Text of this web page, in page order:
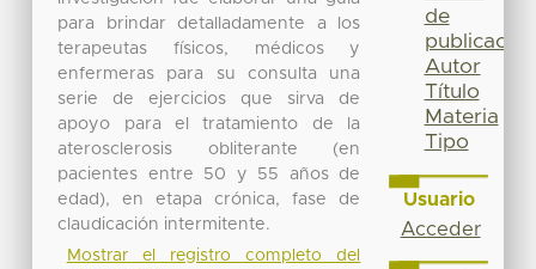
para brindar detalladamente a los
terapeutas físicos, médicos y
enfermeras para su consulta una
serie de ejercicios que sirva de
apoyo para el tratamiento de la
aterosclerosis obliterante (en
pacientes entre 50 y 55 años de
edad), en etapa crónica, fase de
claudicación intermitente.
Mostrar el registro completo del
de
publicación
Autor
Título
Materia
Tipo
Usuario
Acceder